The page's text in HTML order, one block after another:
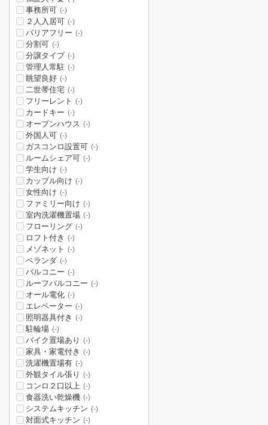
事務所可 (-)
２人入居可 (-)
バリアフリー (-)
分割可 (-)
分譲タイプ (-)
管理人常駐 (-)
眺望良好 (-)
二世帯住宅 (-)
フリーレント (-)
カードキー (-)
オープンハウス (-)
外国人可 (-)
ガスコンロ設置可 (-)
ルームシェア可 (-)
学生向け (-)
カップル向け (-)
女性向け (-)
ファミリー向け (-)
室内洗濯機置場 (-)
フローリング (-)
ロフト付き (-)
メゾネット (-)
ベランダ (-)
バルコニー (-)
ルーフバルコニー (-)
オール電化 (-)
エレベーター (-)
照明器具付き (-)
駐輪場 (-)
バイク置場あり (-)
家具・家電付き (-)
洗濯機置場有 (-)
外観タイル張り (-)
コンロ２口以上 (-)
食器洗い乾燥機 (-)
システムキッチン (-)
対面式キッチン (-)